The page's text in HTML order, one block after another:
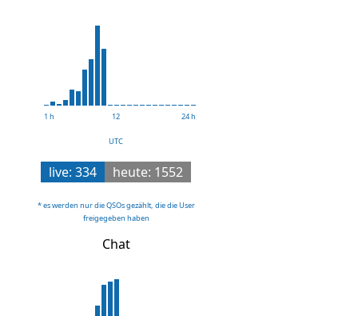
1 h 12 24 h
UTC
live: 334 heute: 1552
* es werden nur die QSOs gezählt, die die User
freigegeben haben
Chat